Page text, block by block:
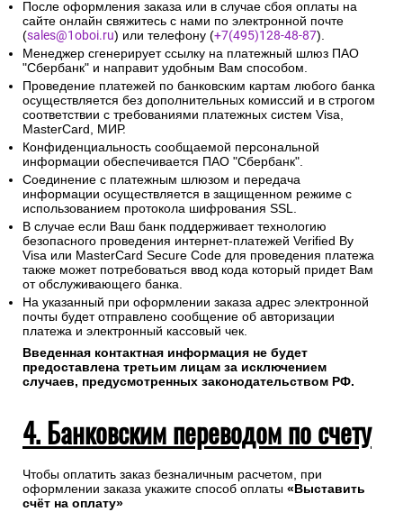
После оформления заказа или в случае сбоя оплаты на
сайте онлайн свяжитесь с нами по электронной почте
(sales@1oboi.ru) или телефону (+7(495)128-48-87).
Менеджер сгенерирует ссылку на платежный шлюз ПАО
"Сбербанк" и направит удобным Вам способом.
Проведение платежей по банковским картам любого банка
осуществляется без дополнительных комиссий и в строгом
соответствии с требованиями платежных систем Visa,
MasterCard, МИР.
Конфиденциальность сообщаемой персональной
информации обеспечивается ПАО "Сбербанк".
Соединение с платежным шлюзом и передача
информации осуществляется в защищенном режиме с
использованием протокола шифрования SSL.
В случае если Ваш банк поддерживает технологию
безопасного проведения интернет-платежей Verified By
Visa или MasterCard Secure Code для проведения платежа
также может потребоваться ввод кода который придет Вам
от обслуживающего банка.
На указанный при оформлении заказа адрес электронной
почты будет отправлено сообщение об авторизации
платежа и электронный кассовый чек.
Введенная контактная информация не будет
предоставлена третьим лицам за исключением
случаев, предусмотренных законодательством РФ.
4. Банковским переводом по счету
Чтобы оплатить заказ безналичным расчетом, при
оформлении заказа укажите способ оплаты «Выставить
счёт на оплату»